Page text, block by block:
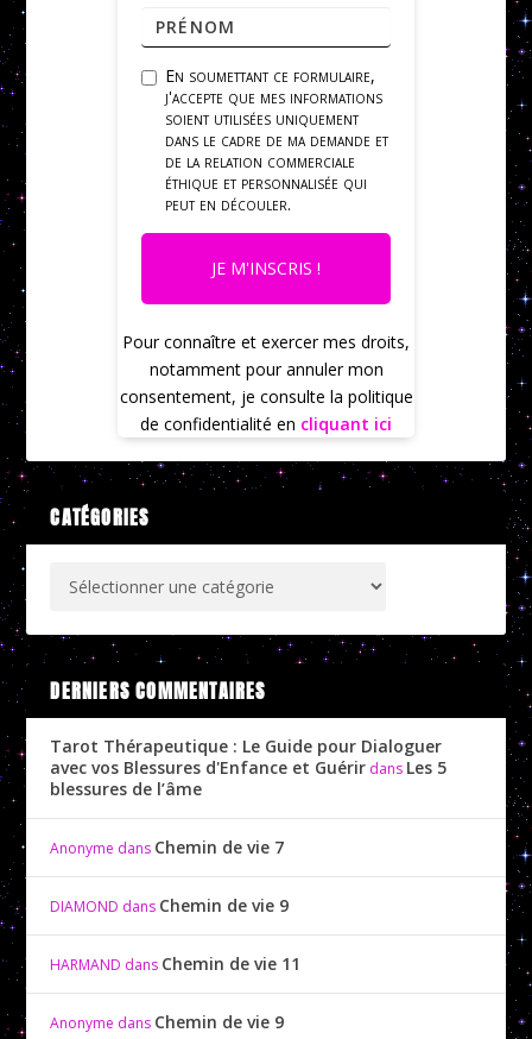
En soumettant ce formulaire,
j'accepte que mes informations
soient utilisées uniquement
dans le cadre de ma demande et
de la relation commerciale
éthique et personnalisée qui
peut en découler.
JE M'INSCRIS !
Pour connaître et exercer mes droits,
notamment pour annuler mon
consentement, je consulte la politique
de confidentialité en cliquant ici
CATÉGORIES
DERNIERS COMMENTAIRES
Tarot Thérapeutique : Le Guide pour Dialoguer
avec vos Blessures d'Enfance et Guérir dans Les 5
blessures de l’âme
Anonyme dans Chemin de vie 7
DIAMOND dans Chemin de vie 9
HARMAND dans Chemin de vie 11
Anonyme dans Chemin de vie 9